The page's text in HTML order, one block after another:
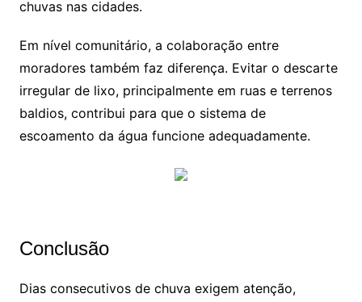
chuvas nas cidades.
Em nível comunitário, a colaboração entre
moradores também faz diferença. Evitar o descarte
irregular de lixo, principalmente em ruas e terrenos
baldios, contribui para que o sistema de
escoamento da água funcione adequadamente.
Conclusão
Dias consecutivos de chuva exigem atenção,